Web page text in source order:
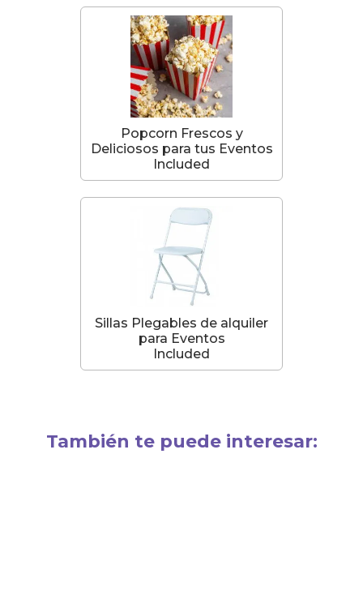
Popcorn Frescos y
Deliciosos para tus Eventos
Included
Sillas Plegables de alquiler
para Eventos
Included
También te puede interesar: